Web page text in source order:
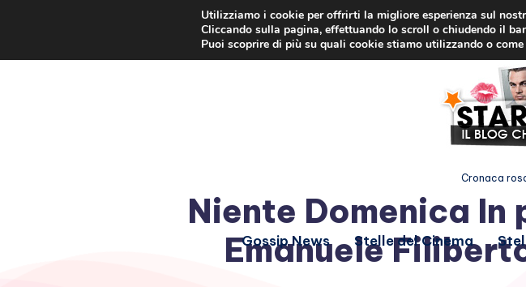
Cronaca
Gossip News Stelle del Cinema
Niente Domenica In
Emanuele
Utilizziamo i cookie per offrirti la migliore esperienza sul
Cliccando sulla pagina, effettuando lo scroll o chiudendo il
Puoi scoprire di più su quali cookie stiamo utilizzando o